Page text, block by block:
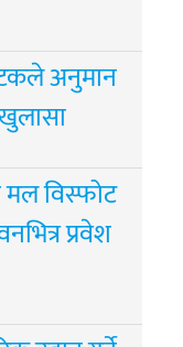
अनुमान
विस्फोट
प्रवेश